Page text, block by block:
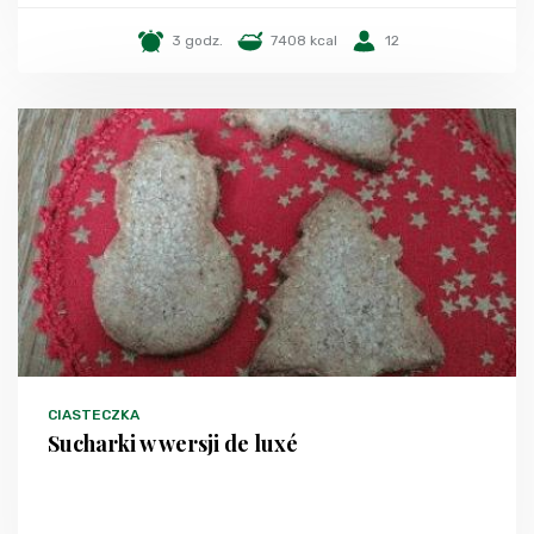
3 godz. 7408 kcal 12
CIASTECZKA
Sucharki w wersji de luxé